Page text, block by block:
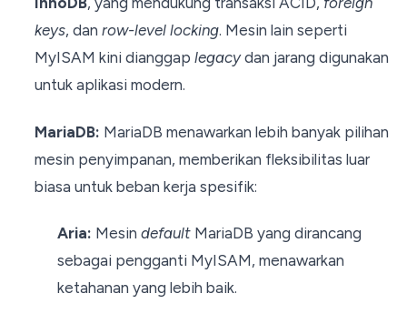
keys, dan row-level locking. Mesin lain seperti
MyISAM kini dianggap legacydan jarang digunakan
untuk aplikasi modern.
MariaDB: MariaDB menawarkan lebih banyak pilihan
mesin penyimpanan, memberikan fleksibilitas luar
biasa untuk beban kerja spesifik:
Aria: Mesindefault MariaDB yang dirancang
sebagai pengganti MyISAM, menawarkan
ketahanan yang lebih baik.